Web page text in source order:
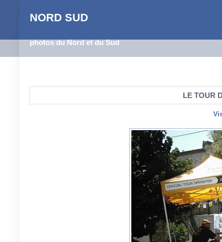
NORD SUD
photos du Nord et du Sud
LE TOUR